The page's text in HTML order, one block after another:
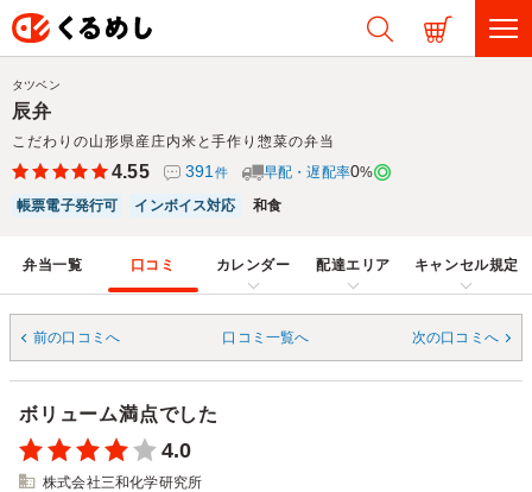
辰弁
こだわりの山形県産庄内米と手作り惣菜の弁当
タツベン
4.55 391 件 早配・遅配率0%
帳票電子発行可
インボイス対応 和食
弁当一覧 口コミ カレンダー 配達エリア キャンセル規定
前の口コミへ 口コミ一覧へ 次の口コミへ
ボリューム満点でした
4.0
株式会社三和化学研究所